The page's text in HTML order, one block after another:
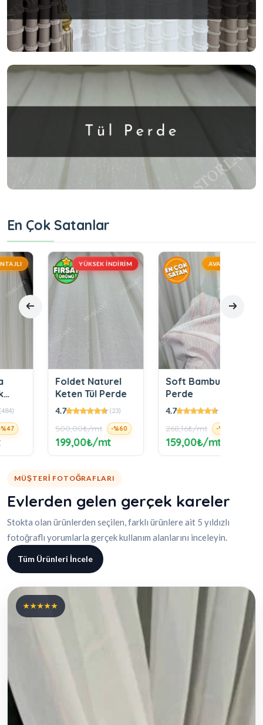
En Çok Satanlar
YÜKSEK İNDIRIM
Foldet Naturel
Keten Tül Perde
(23)
500,00₺/mt -%60
199,00₺/mt
AVANTAJLI
Soft Bambu Tül
Perde
(1.072)
268,16₺/mt -%40
159,00₺/mt
MÜŞTERI FOTOĞRAFLARI
Evlerden gelen gerçek kareler
Stokta olan ürünlerden seçilen, farklı ürünlere ait 5 yıldızlı
fotoğraflı yorumlarla gerçek kullanım alanlarını inceleyin.
Tüm Ürünleri İncele
★★★★★